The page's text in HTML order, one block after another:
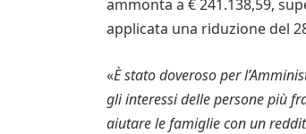
ammonta a € 241.138,59,
applicata una riduzione del
«È stato doveroso per
gli interessi delle persone più
aiutare le famiglie con un